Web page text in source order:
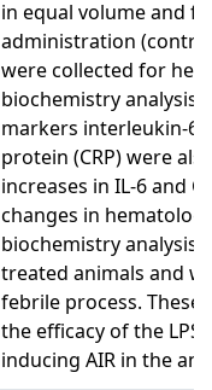
in equal volume and
administration
were collected for
biochemistry
markers interleukin-6
protein (CRP) were
increases in IL-6 and
changes in
biochemistry analysis
treated animals and
febrile process.
the efficacy of the
inducing AIR in the